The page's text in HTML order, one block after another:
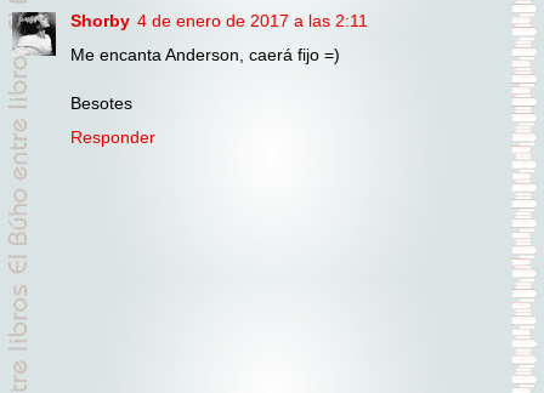
Shorby 4 de enero de 2017 a las 2:11
Me encanta Anderson, caerá fijo =)
Besotes
Responder